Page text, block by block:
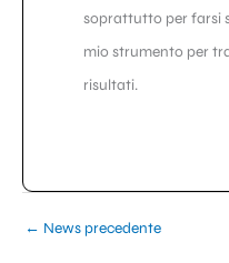
soprattutto per farsi
mio strumento per
risultati.
← News precedente